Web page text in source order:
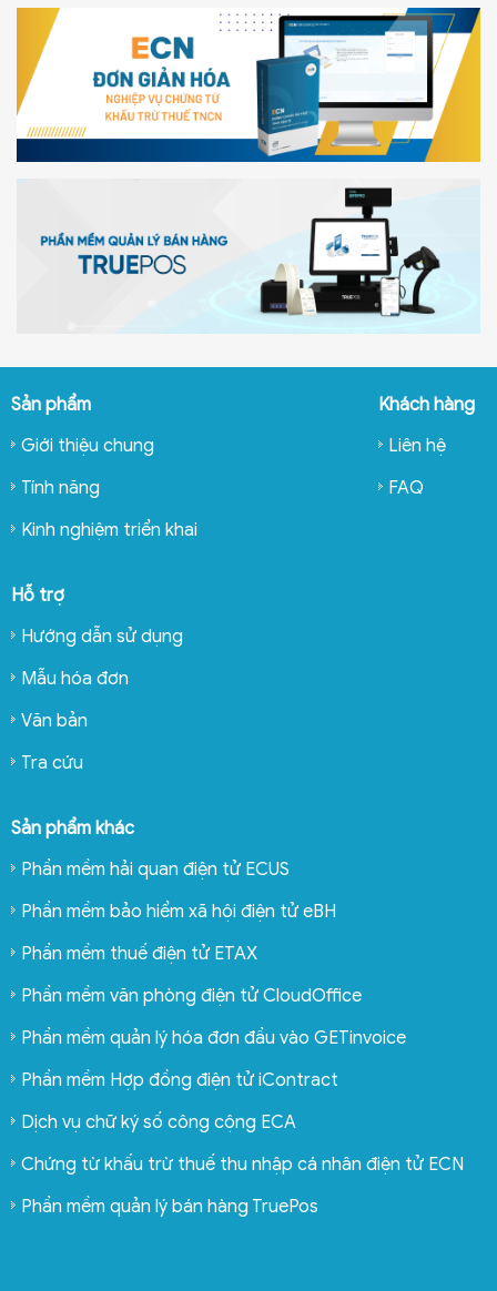
Sản phẩm
Giới thiệu chung
Tính năng
Kinh nghiệm triển khai
Khách hàng
Liên hệ
FAQ
Hỗ trợ
Hướng dẫn sử dụng
Mẫu hóa đơn
Văn bản
Tra cứu
Sản phẩm khác
Phần mềm hải quan điện tử ECUS
Phần mềm bảo hiểm xã hội điện tử eBH
Phần mềm thuế điện tử ETAX
Phần mềm văn phòng điện tử CloudOffice
Phần mềm quản lý hóa đơn đầu vào GETinvoice
Phần mềm Hợp đồng điện tử iContract
Dịch vụ chữ ký số công cộng ECA
Chứng từ khấu trừ thuế thu nhập cá nhân điện tử ECN
Phần mềm quản lý bán hàng TruePos